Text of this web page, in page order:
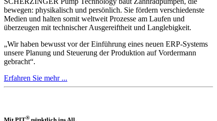
bewegen: physikalisch und persönlich. Sie fördern verschiedenste
Medien und halten somit weltweit Prozesse am Laufen und
überzeugen mit technischer Ausgereiftheit und Langlebigkeit.
„Wir haben bewusst vor der Einführung eines neuen ERP-Systems
unsere Planung und Steuerung der Produktion auf Vordermann
gebracht“.
Erfahren Sie mehr ...
®